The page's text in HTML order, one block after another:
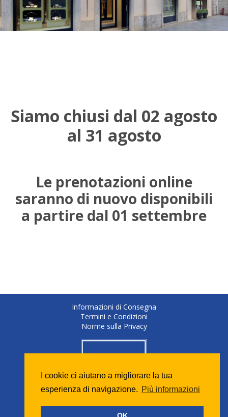
I cookie ci aiutano a migliorare la tua
esperienza di navigazione. Più informazioni
Siamo chiusi dal 02 agosto
al 31 agosto
Le prenotazioni online
saranno di nuovo disponibili
a partire dal 01 settembre
Informazioni di Consegna
Termini e Condizioni
Norme sulla Privacy